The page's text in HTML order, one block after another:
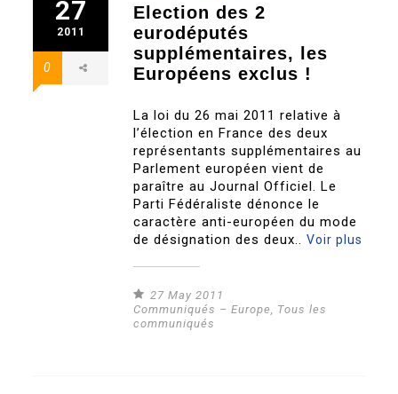
27
2011
0
Election des 2
eurodéputés
supplémentaires, les
Européens exclus !
La loi du 26 mai 2011 relative à
l’élection en France des deux
représentants supplémentaires au
Parlement européen vient de
paraître au Journal Officiel. Le
Parti Fédéraliste dénonce le
caractère anti-européen du mode
de désignation des deux..Voir plus
27 May 2011
Communiqués – Europe, Tous les
communiqués